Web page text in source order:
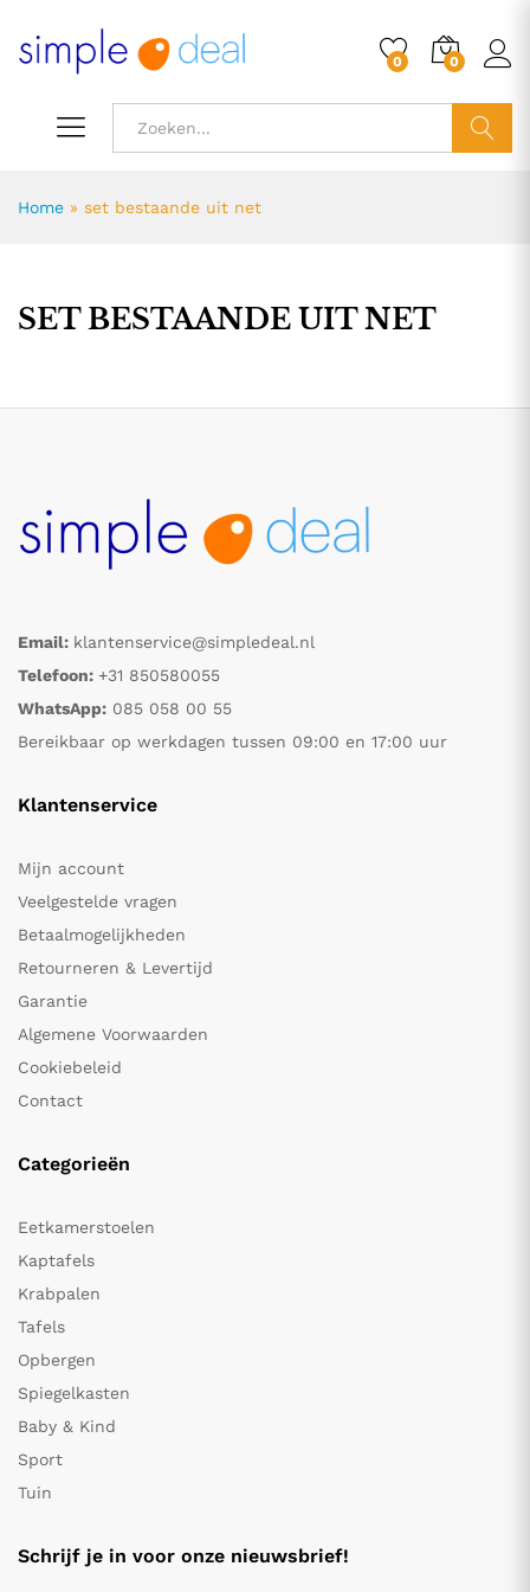
0 0
Home » set bestaande uit net
SET BESTAANDE UIT NET
Email: klantenservice@simpledeal.nl
Telefoon: +31 850580055
WhatsApp: 085 058 00 55
Bereikbaar op werkdagen tussen 09:00 en 17:00 uur
Klantenservice
Mijn account
Veelgestelde vragen
Betaalmogelijkheden
Retourneren & Levertijd
Garantie
Algemene Voorwaarden
Cookiebeleid
Contact
Categorieën
Eetkamerstoelen
Kaptafels
Krabpalen
Tafels
Opbergen
Spiegelkasten
Baby & Kind
Sport
Tuin
Schrijf je in voor onze nieuwsbrief!